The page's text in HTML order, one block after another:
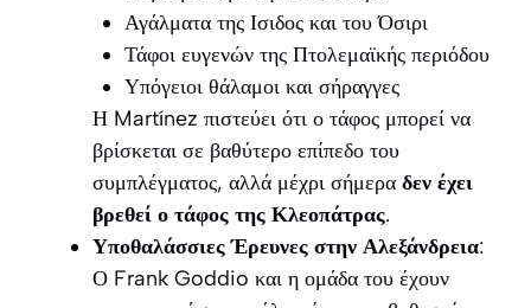
Αγάλματα της Ισιδος και του Όσιρι
Τάφοι ευγενών της Πτολεμαϊκής περιόδου
Υπόγειοι θάλαμοι και σήραγγες
Η Martínez πιστεύει ότι ο τάφος μπορεί να
βρίσκεται σε βαθύτερο επίπεδο του
συμπλέγματος, αλλά μέχρι σήμερα δεν έχει
βρεθεί ο τάφος της Κλεοπάτρας.
Υποθαλάσσιες Έρευνες στην Αλεξάνδρεια:
Ο Frank Goddio και η ομάδα του έχουν